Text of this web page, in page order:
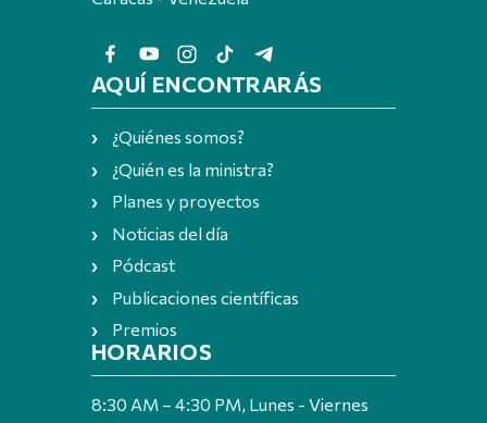
AQUÍ ENCONTRARÁS
¿Quiénes somos?
¿Quién es la ministra?
Planes y proyectos
Noticias del día
Pódcast
Publicaciones científicas
Premios
HORARIOS
8:30 AM – 4:30 PM, Lunes - Viernes